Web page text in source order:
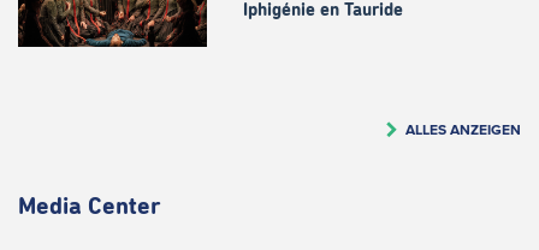
Iphigénie en Tauride
ALLES ANZEIGEN
Media Center